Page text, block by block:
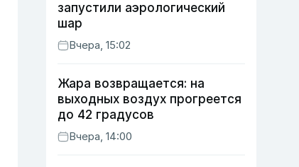
запустили аэрологический
шар
Вчера, 15:02
Жара возвращается: на
выходных воздух прогреется
до 42 градусов
Вчера, 14:00